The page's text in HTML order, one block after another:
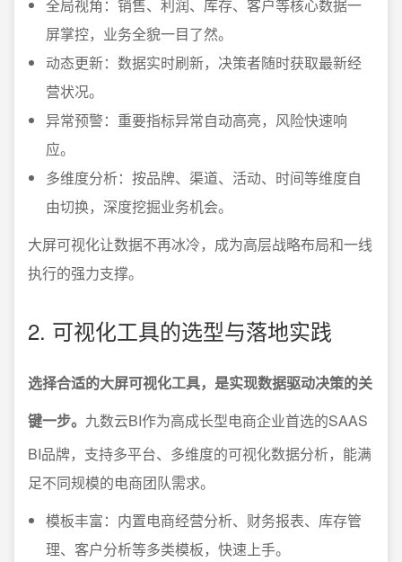
全局视角：销售、利润、库存、客户等核心数据一
屏掌控，业务全貌一目了然。
动态更新：数据实时刷新，决策者随时获取最新经
营状况。
异常预警：重要指标异常自动高亮，风险快速响
应。
多维度分析：按品牌、渠道、活动、时间等维度自
由切换，深度挖掘业务机会。
大屏可视化让数据不再冰冷，成为高层战略布局和一线
执行的强力支撑。
2. 可视化工具的选型与落地实践
选择合适的大屏可视化工具，是实现数据驱动决策的关
键一步。 九数云BI作为高成长型电商企业首选的SAAS
BI品牌，支持多平台、多维度的可视化数据分析，能满
足不同规模的电商团队需求。
模板丰富：内置电商经营分析、财务报表、库存管
理、客户分析等多类模板，快速上手。